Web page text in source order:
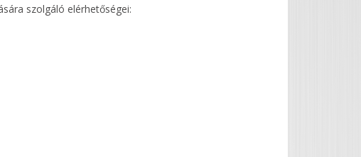
szolgáló elérhetőségei: